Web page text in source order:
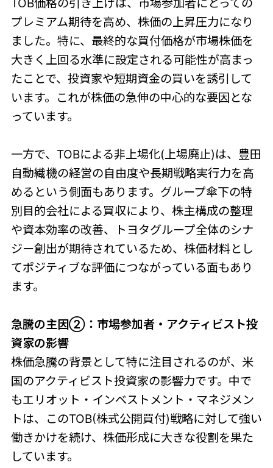
プレミアム期待を高め、株価の上昇圧力になり
ました。特に、最終的な買付価格が市場株価を
大きく上回る水準に設定される可能性が高まっ
たことで、投資家や短期資金の買いを誘引して
います。これが株価の急伸の中心的な要因とな
っています。
一方で、TOBによる非上場化(上場廃止)は、豊田
自動織機の経営の自由度や長期戦略実行力を高
めるという側面もあります。グループ傘下の特
別目的会社による買収により、株主構成の整理
や資本効率の改善、トヨタグループ全体のシナ
ジー創出が期待されているため、株価材料とし
てポジティブな評価につながっている面もあり
ます。
急騰の主因②：市場参加者・アクティビスト投
資家の影響
株価急騰の背景として特に注目されるのが、米
国のアクティビスト投資家の影響力です。中で
もエリオット・インベストメント・マネジメン
トは、このTOB(株式公開買付)戦略に対して強い
働きかけを続け、株価形成に大きな役割を果た
しています。